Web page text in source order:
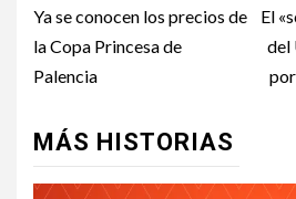
Ya se conocen los precios de
la Copa Princesa de
Palencia
El
del
MÁS HISTORIAS